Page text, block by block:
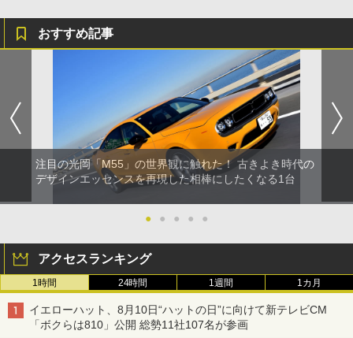
おすすめ記事
注目の光岡「M55」の世界観に触れた！ 古きよき時代の
デザインエッセンスを再現した相棒にしたくなる1台
● ● ● ● ●
アクセスランキング
1時間 24時間 1週間 1カ月
イエローハット、8月10日“ハットの日”に向けて新テレビCM
「ボクらは810」公開 総勢11社107名が参画